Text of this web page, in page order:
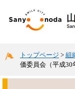
トップページ > 組
価委員会（平成30